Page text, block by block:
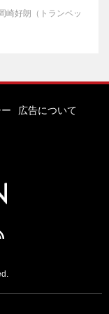
崎好朗（トランペッ
広告について